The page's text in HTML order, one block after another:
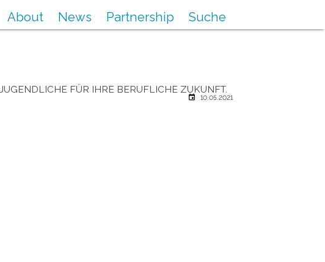
About News Partnership Suche
FÜR IHRE BERUFLICHE ZUKUNFT.
10.05.2021